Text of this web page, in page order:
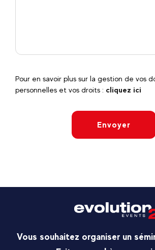
Pour en savoir plus sur la gestion de vos
personnelles et vos droits : cliquez ici
Envoyer
Vous souhaitez organiser un